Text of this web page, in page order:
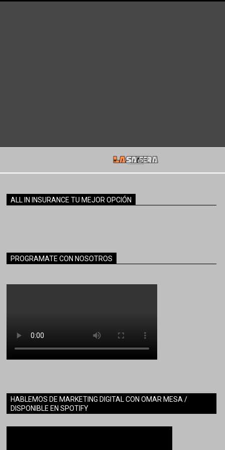
ALL IN INSURANCE TU MEJOR OPCIÓN
PROGRAMATE CON NOSOTROS
HABLEMOS DE MARKETING DIGITAL CON OMAR MESA /
DISPONIBLE EN SPOTIFY